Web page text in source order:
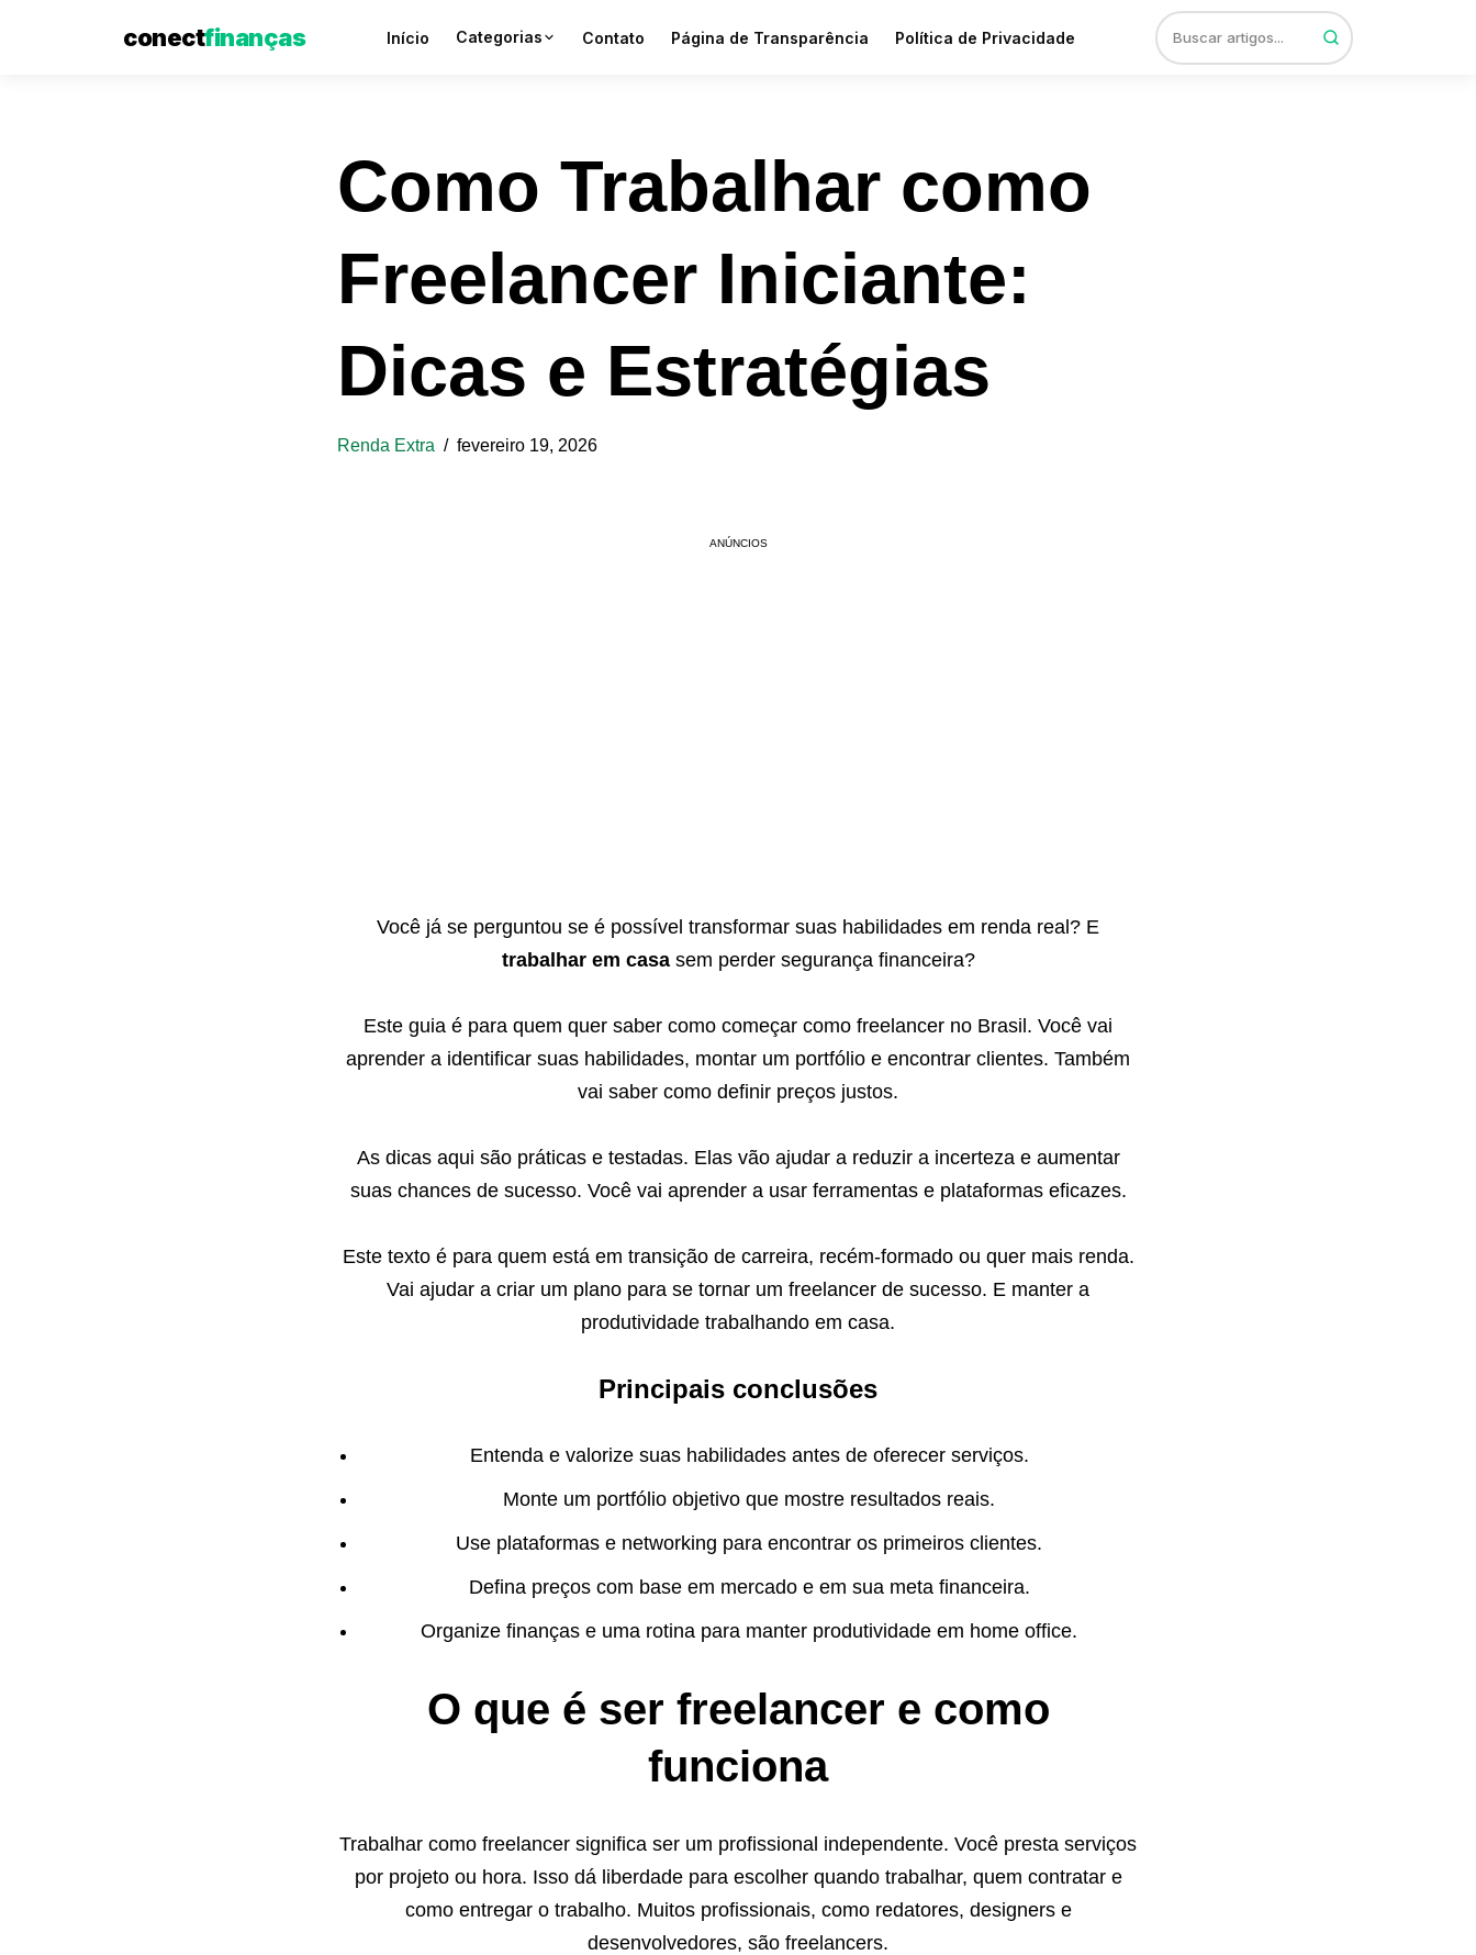
conectfinanças Início Categorias Contato Página de Transparência Política de Privacidade
Como Trabalhar como
Freelancer Iniciante:
Dicas e Estratégias
Renda Extra fevereiro 19, 2026
ANÚNCIOS
Você já se perguntou se é possível transformar suas habilidades em renda real? E
trabalhar em casasem perder segurança financeira?
Este guia é para quem quer saber como começar como freelancer no Brasil. Você vai
aprender a identificar suas habilidades, montar um portfólio e encontrar clientes. Também
vai saber como definir preços justos.
As dicas aqui são práticas e testadas. Elas vão ajudar a reduzir a incerteza e aumentar
suas chances de sucesso. Você vai aprender a usar ferramentas e plataformas eficazes.
Este texto é para quem está em transição de carreira, recém-formado ou quer mais renda.
Vai ajudar a criar um plano para se tornar um freelancer de sucesso. E manter a
produtividade trabalhando em casa.
Principais conclusões
Entenda e valorize suas habilidades antes de oferecer serviços.
Monte um portfólio objetivo que mostre resultados reais.
Use plataformas e networking para encontrar os primeiros clientes.
Defina preços com base em mercado e em sua meta financeira.
Organize finanças e uma rotina para manter produtividade em home office.
O que é ser freelancer e como
funciona
Trabalhar como freelancer significa ser um profissional independente. Você presta serviços
por projeto ou hora. Isso dá liberdade para escolher quando trabalhar, quem contratar e
como entregar o trabalho. Muitos profissionais, como redatores, designers e
desenvolvedores, são freelancers.